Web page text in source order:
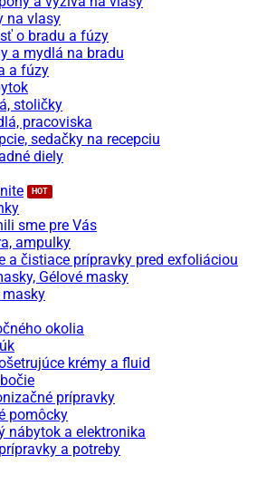
na vlasy
o bradu a fúzy
a mydlá na bradu
a fúzy
stoličky
pracoviska
sedačky na recepciu
diely
sme pre Vás
ampulky
a čistiace prípravky pred exfoliáciou
Gélové masky
okolia
krémy a fluid
prípravky
pomôcky
nábytok a elektronika
a potreby